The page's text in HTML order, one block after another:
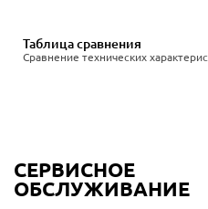
Сравнение технических
Таблица сравнения
СЕРВИСНОЕ
ОБСЛУЖИВАНИЕ